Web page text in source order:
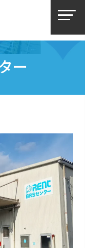
ー